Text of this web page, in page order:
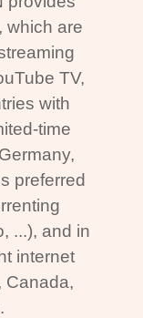
which are
TV,
with
time
preferred
...), and in
internet
Canada,